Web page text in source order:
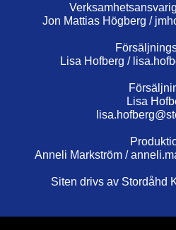
Jon Mattias Högberg /
Lisa Hofberg /
Lisa
Anneli Markström /
Siten drivs av Stordåhd